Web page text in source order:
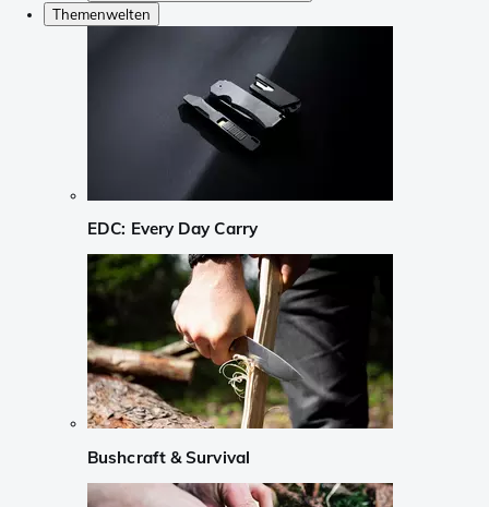
Themenwelten
EDC: Every Day Carry
Bushcraft & Survival